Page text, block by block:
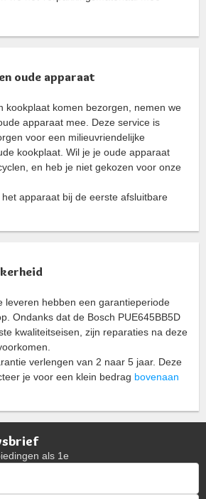
oude apparaat
kookplaat komen bezorgen, nemen we
apparaat mee. Deze service is
voor een milieuvriendelijke
kookplaat. Wil je je oude apparaat
en heb je niet gekozen voor onze
apparaat bij de eerste afsluitbare
leveren hebben een garantieperiode
Ondanks dat de Bosch PUE645BB5D
kwaliteitseisen, zijn reparaties na deze
verlengen van 2 naar 5 jaar. Deze
je voor een klein bedrag bovenaan
als 1e